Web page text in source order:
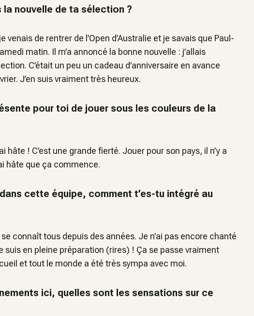
nouvelle de ta sélection ?
venais de rentrer de l’Open d’Australie et je savais que Paul-
matin. Il m’a annoncé la bonne nouvelle : j’allais
C’était un peu un cadeau d’anniversaire en avance
J’en suis vraiment très heureux.
pour toi de jouer sous les couleurs de la
hâte ! C’est une grande fierté. Jouer pour son pays, il n’y a
hâte que ça commence.
cette équipe, comment t’es-tu intégré au
connaît tous depuis des années. Je n’ai pas encore chanté
suis en pleine préparation (rires) ! Ça se passe vraiment
et tout le monde a été très sympa avec moi.
ici, quelles sont les sensations sur ce